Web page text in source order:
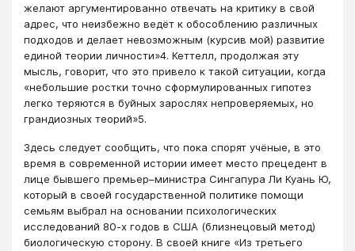
желают аргументированно отвечать на критику в свой
адрес, что неизбежно ведёт к обособлению различных
подходов и делает невозможным (курсив мой) развитие
единой теории личности»4. Кеттелл, продолжая эту
мысль, говорит, что это привело к такой ситуации, когда
«небольшие ростки точно сформулированных гипотез
легко теряются в буйных зарослях непроверяемых, но
грандиозных теорий»5.
Здесь следует сообщить, что пока спорят учёные, в это
время в современной истории имеет место прецедент в
лице бывшего премьер–министра Сингапура Ли Куань Ю,
который в своей государственной политике помощи
семьям выбрал на основании психологических
исследований 80-х годов в США (близнецовый метод)
биологическую сторону. В своей книге «Из третьего